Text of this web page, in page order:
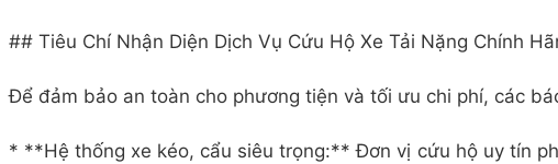
## Tiêu Chí Nhận Diện Dịch Vụ Cứu Hộ Xe Tải Nặng Chính
Để đảm bảo an toàn cho phương tiện và tối ưu chi phí, các
* **Hệ thống xe kéo, cẩu siêu trọng:** Đơn vị cứu hộ uy tín